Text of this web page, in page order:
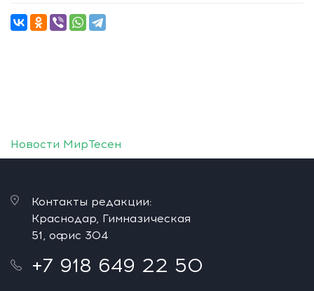
Новости МирТесен
Контакты редакции:
Краснодар, Гимназическая
51, офис 304
+7 918 649 22 50